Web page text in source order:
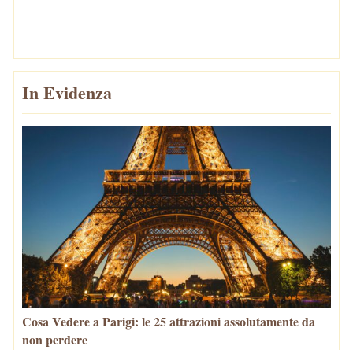
In Evidenza
Cosa Vedere a Parigi: le 25 attrazioni assolutamente da
non perdere